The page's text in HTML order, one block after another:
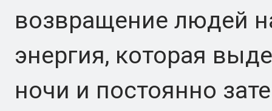
возвращение людей
энергия, которая
ночи и постоянно